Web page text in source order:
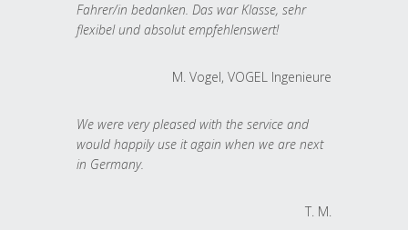
Fahrer/in bedanken. Das war Klasse, sehr
flexibel und absolut empfehlenswert!
M. Vogel, VOGEL Ingenieure
We were very pleased with the service and
would happily use it again when we are next
in Germany.
T. M.